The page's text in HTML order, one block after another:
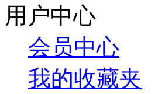
用户中心
会员中心
我的收藏夹